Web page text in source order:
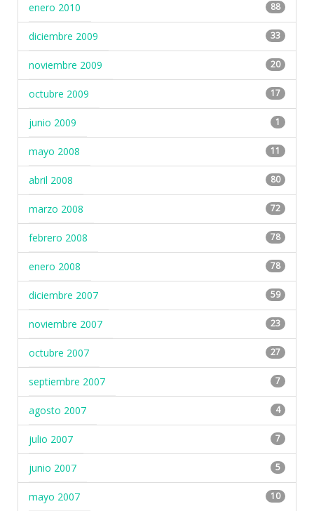
enero 2010 88
diciembre 2009 33
noviembre 2009 20
octubre 2009 17
junio 2009 1
mayo 2008 11
abril 2008 80
marzo 2008 72
febrero 2008 78
enero 2008 78
diciembre 2007 59
noviembre 2007 23
octubre 2007 27
septiembre 2007 7
agosto 2007 4
julio 2007 7
junio 2007 5
mayo 2007 10